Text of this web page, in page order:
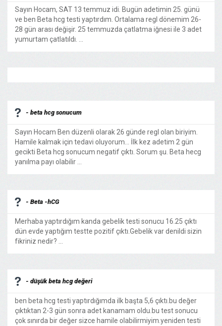
Sayın Hocam, SAT 13 temmuz idi. Bugün adetimin 25. günü
ve ben Beta hcg testi yaptırdım. Ortalama regl dönemim 26-
28 gün arası değişir. 25 temmuzda çatlatma iğnesi ile 3 adet
yumurtam çatlatıldı. ...
- beta hcg sonucum
Sayın Hocam Ben düzenli olarak 26 günde regl olan biriyim.
Hamile kalmak için tedavi oluyorum... İlk kez adetim 2 gün
gecikti Beta hcg sonucum negatif çıktı. Sorum şu. Beta hecg
yanılma payı olabilir ...
- Beta -hCG
Merhaba yaptırdığım kanda gebelik testi sonucu 16.25 çıktı
dün evde yaptığım testte pozitif çıktı.Gebelik var denildi sizin
fikriniz nedir? ...
- düşük beta hcg değeri
ben beta hcg testi yaptırdığımda ilk başta 5,6 çıktı.bu değer
çıktıktan 2-3 gün sonra adet kanamam oldu.bu test sonucu
çok sınırda bir değer sizce hamile olabilirmiyim.yeniden testi